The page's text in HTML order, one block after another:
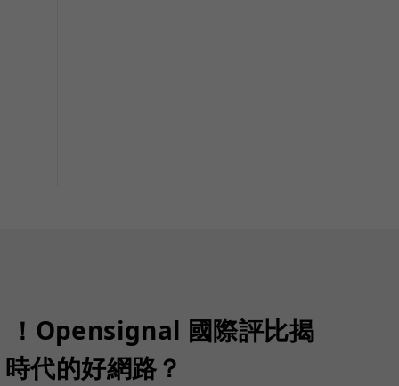
！Opensignal 國際評比揭
代的好網路？